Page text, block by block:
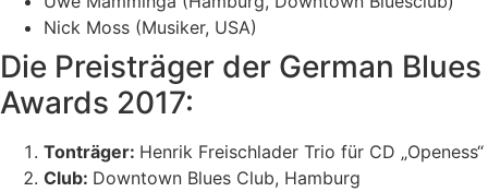
Nick Moss (Musiker, USA)
Die Preisträger der German Blues
Awards 2017:
Tonträger: Henrik Freischlader Trio für CD „Openess“
Club: Downtown Blues Club, Hamburg